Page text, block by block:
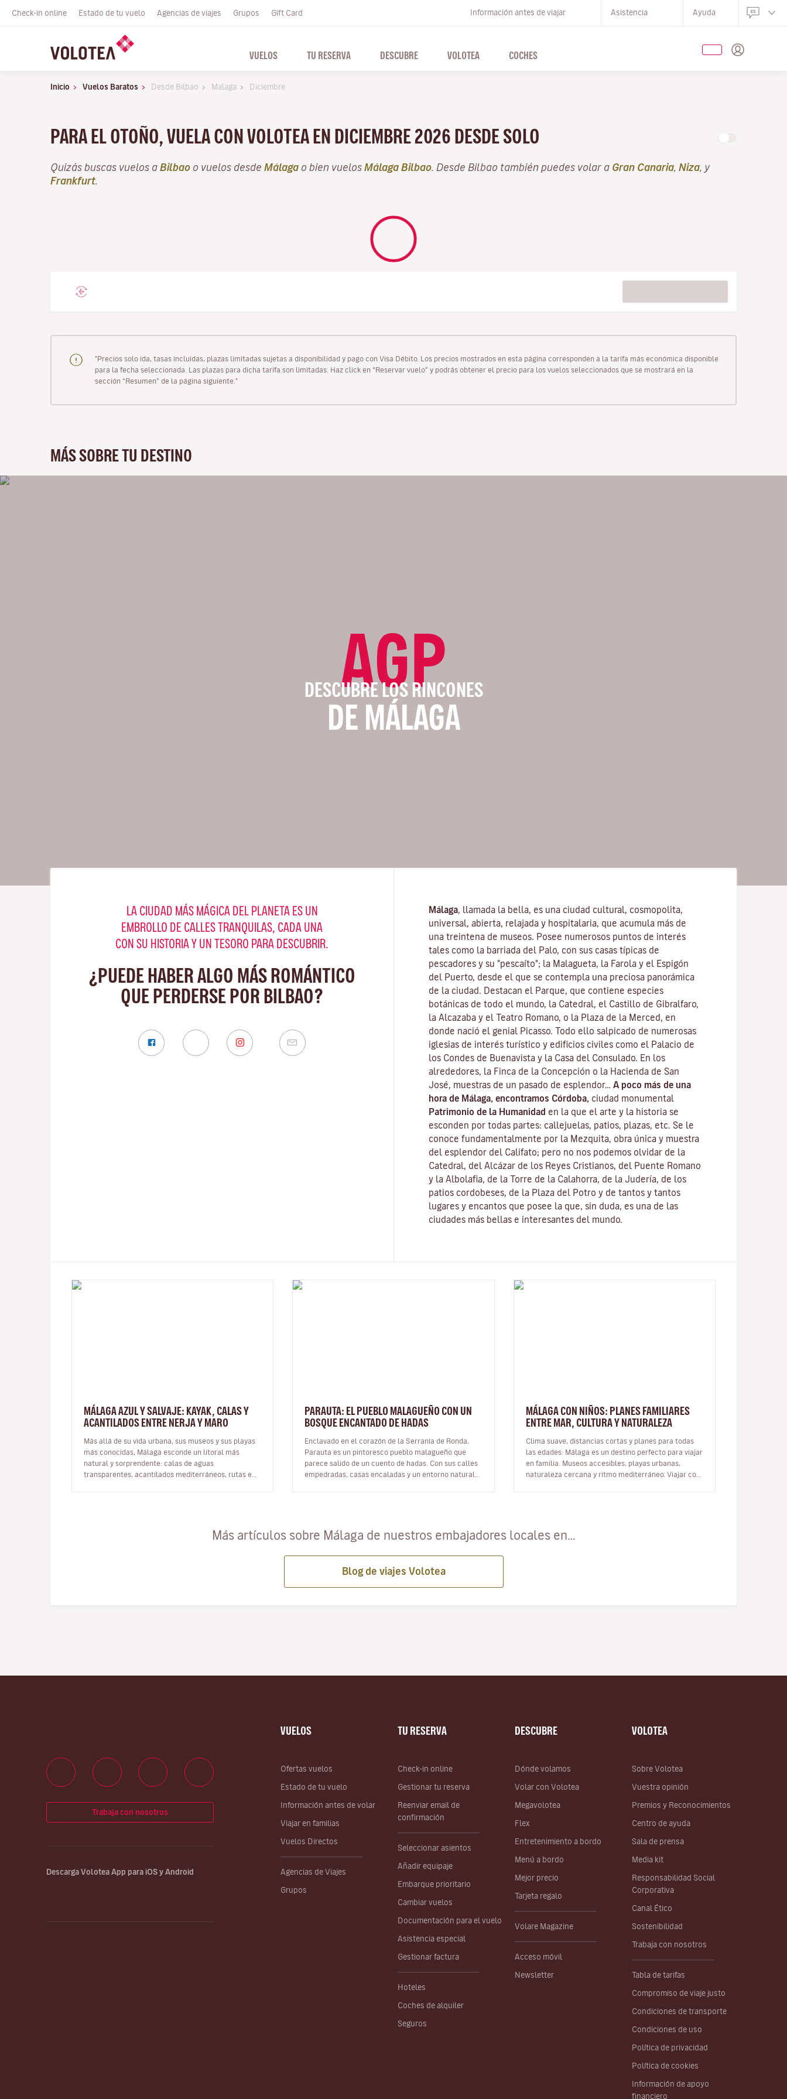
Check-in online Estado de tu vuelo Agencias de viajes Grupos Gift Card Información antes de viajar Asistencia Ayuda
VUELOS TU RESERVA DESCUBRE VOLOTEA COCHES
Inicio Vuelos Baratos Desde Bilbao Malaga Diciembre
PARA EL OTOÑO, VUELA CON VOLOTEA EN DICIEMBRE 2026 DESDE SOLO
Quizás buscas vuelos a Bilbao o vuelos desde Málaga o bien vuelos Málaga Bilbao . Desde Bilbao también puedes volar a Gran Canaria Niza , y
Frankfurt
"Precios solo ida, tasas incluidas, plazas limitadas sujetas a disponibilidad y pago con Visa Débito. Los precios mostrados en esta página corresponden a la tarifa más económica disponible
para la fecha seleccionada. Las plazas para dicha tarifa son limitadas. Haz click en “Reservar vuelo” y podrás obtener el precio para los vuelos seleccionados que se mostrará en la
sección “Resumen” de la página siguiente."
MÁS SOBRE TU DESTINO
AGP
DESCUBRE LOS RINCONES
DE MÁLAGA
LA CIUDAD MÁS MÁGICA DEL PLANETA ES UN
EMBROLLO DE CALLES TRANQUILAS, CADA UNA
CON SU HISTORIA Y UN TESORO PARA DESCUBRIR.
¿PUEDE HABER ALGO MÁS ROMÁNTICO
QUE PERDERSE POR BILBAO?
Málaga , llamada la bella, es una ciudad cultural, cosmopolita,
universal, abierta, relajada y hospitalaria, que acumula más de
una treintena de museos. Posee numerosos puntos de interés
tales como la barriada del Palo, con sus casas típicas de
pescadores y su "pescaíto"; la Malagueta, la Farola y el Espigón
del Puerto, desde el que se contempla una preciosa panorámica
de la ciudad. Destacan el Parque, que contiene especies
botánicas de todo el mundo, la Catedral, el Castillo de Gibralfaro,
la Alcazaba y el Teatro Romano, o la Plaza de la Merced, en
donde nació el genial Picasso. Todo ello salpicado de numerosas
iglesias de interés turístico y edificios civiles como el Palacio de
los Condes de Buenavista y la Casa del Consulado. En los
alrededores, la Finca de la Concepción o la Hacienda de San
José, muestras de un pasado de esplendor… A poco más de una
hora de Málaga, encontramos Córdoba, ciudad monumental
Patrimonio de la Humanidad en la que el arte y la historia se
esconden por todas partes: callejuelas, patios, plazas, etc. Se le
conoce fundamentalmente por la Mezquita , obra única y muestra
del esplendor del Califato; pero no nos podemos olvidar de la
Catedral, del Alcázar de los Reyes Cristianos , del
Puente Romano
y la Albolafia , de la Torre de la Calahorra , de la Juderí­a, de los
patios cordobeses, de la Plaza del Potro y de tantos y tantos
lugares y encantos que posee la que, sin duda, es una de las
ciudades más bellas e interesantes del mundo.
MÁLAGA AZUL Y SALVAJE: KAYAK, CALAS Y
ACANTILADOS ENTRE NERJA Y MARO
Más allá de su vida urbana, sus museos y sus playas
más conocidas, Málaga esconde un litoral más
natural y sorprendente: calas de aguas
transparentes, acantilados mediterráneos, rutas en
PARAUTA: EL PUEBLO MALAGUEÑO CON UN
BOSQUE ENCANTADO DE HADAS
Enclavado en el corazón de la Serranía de Ronda,
Parauta es un pintoresco pueblo malagueño que
parece salido de un cuento de hadas. Con sus calles
empedradas, casas encaladas y un entorno natural
MÁLAGA CON NIÑOS: PLANES FAMILIARES
ENTRE MAR, CULTURA Y NATURALEZA
Clima suave, distancias cortas y planes para todas
las edades: Málaga es un destino perfecto para viajar
en familia. Museos accesibles, playas urbanas,
naturaleza cercana y ritmo mediterráneo. Viajar con
Más artículos sobre Málaga de nuestros embajadores locales en…
Blog de viajes Volotea
VUELOS
Ofertas vuelos
Estado de tu vuelo
Información antes de volar
Viajar en familias
Vuelos Directos
Agencias de Viajes
Grupos
TU RESERVA
Check-in online
Gestionar tu reserva
Reenviar email de
confirmación
Seleccionar asientos
Añadir equipaje
Embarque prioritario
Cambiar vuelos
Documentación para el vuelo
Asistencia especial
Gestionar factura
Hoteles
Coches de alquiler
Seguros
DESCUBRE
Dónde volamos
Volar con Volotea
Megavolotea
Flex
Entretenimiento a bordo
Menú a bordo
Mejor precio
Tarjeta regalo
Volare Magazine
Acceso móvil
Newsletter
VOLOTEA
Sobre Volotea
Vuestra opinión
Premios y Reconocimientos
Centro de ayuda
Sala de prensa
Media kit
Responsabilidad Social
Corporativa
Canal Ético
Sostenibilidad
Trabaja con nosotros
Tabla de tarifas
Compromiso de viaje justo
Condiciones de transporte
Condiciones de uso
Política de privacidad
Política de cookies
Información de apoyo
financiero
Trabaja con nosotros
Descarga Volotea App para iOS y Android